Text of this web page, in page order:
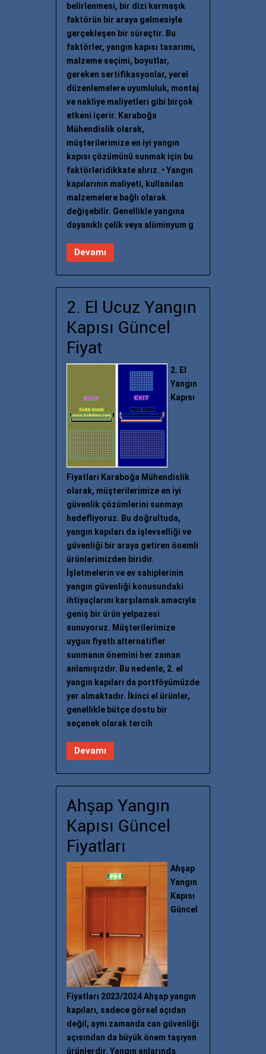
belirlenmesi, bir dizi karmaşık
faktörün bir araya gelmesiyle
gerçekleşen bir süreçtir. Bu
faktörler, yangın kapısı tasarımı,
malzeme seçimi, boyutlar,
gereken sertifikasyonlar, yerel
düzenlemelere uyumluluk, montaj
ve nakliye maliyetleri gibi birçok
etkeni içerir. Karaboğa
Mühendislik olarak,
müşterilerimize en iyi yangın
kapısı çözümünü sunmak için bu
faktörleridikkate alırız. • Yangın
kapılarının maliyeti, kullanılan
malzemelere bağlı olarak
değişebilir. Genellikle yangına
dayanıklı çelik veya alüminyum g
Devamı
2. El Ucuz Yangın
Kapısı Güncel
Fiyat
2. El
Yangın
Kapısı
Fiyatları Karaboğa Mühendislik
olarak, müşterilerimize en iyi
güvenlik çözümlerini sunmayı
hedefliyoruz. Bu doğrultuda,
yangın kapıları da işlevselliği ve
güvenliği bir araya getiren önemli
ürünlerimizden biridir.
İşletmelerin ve ev sahiplerinin
yangın güvenliği konusundaki
ihtiyaçlarını karşılamak amacıyla
geniş bir ürün yelpazesi
sunuyoruz. Müşterilerimize
uygun fiyatlı alternatifler
sunmanın önemini her zaman
anlamışızdır. Bu nedenle, 2. el
yangın kapıları da portföyümüzde
yer almaktadır. İkinci el ürünler,
genellikle bütçe dostu bir
seçenek olarak tercih
Devamı
Ahşap Yangın
Kapısı Güncel
Fiyatları
Ahşap
Yangın
Kapısı
Güncel
Fiyatları 2023/2024 Ahşap yangın
kapıları, sadece görsel açıdan
değil, aynı zamanda can güvenliği
açısından da büyük önem taşıyan
ürünlerdir. Yangın anlarında